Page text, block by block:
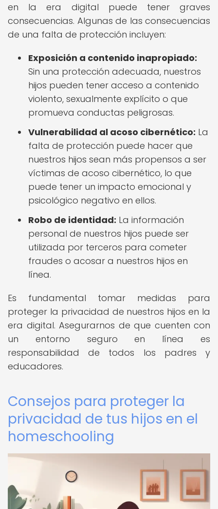
en la era digital puede tener graves
consecuencias. Algunas de las consecuencias
de una falta de protección incluyen:
Exposición a contenido inapropiado:
Sin una protección adecuada, nuestros
hijos pueden tener acceso a contenido
violento, sexualmente explícito o que
promueva conductas peligrosas.
Vulnerabilidad al acoso cibernético: La
falta de protección puede hacer que
nuestros hijos sean más propensos a ser
víctimas de acoso cibernético, lo que
puede tener un impacto emocional y
psicológico negativo en ellos.
Robo de identidad: La información
personal de nuestros hijos puede ser
utilizada por terceros para cometer
fraudes o acosar a nuestros hijos en
línea.
Es fundamental tomar medidas para
proteger la privacidad de nuestros hijos en la
era digital. Asegurarnos de que cuenten con
un entorno seguro en línea es
responsabilidad de todos los padres y
educadores.
Consejos para proteger la
privacidad de tus hijos en el
homeschooling